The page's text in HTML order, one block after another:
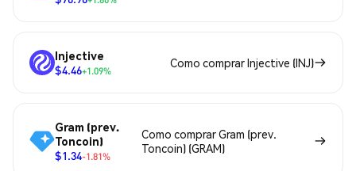
Injective
$4.46+1.09%
Como comprar Injective (INJ)
Gram (prev.
Toncoin)
$1.34-1.81%
Como comprar Gram (prev.
Toncoin) (GRAM)